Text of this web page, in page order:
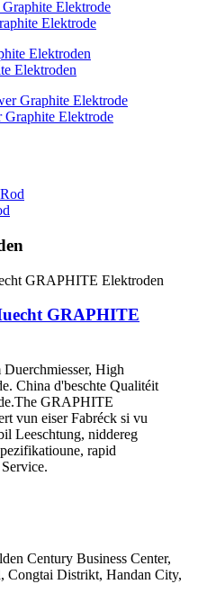
Elektrode
Elektroden
Graphite Elektrode
GRAPHITE
Duerchmiesser, High
China d'beschte Qualitéit
GRAPHITE
vun eiser Fabréck si vu
Leeschtung, niddereg
rapid
Century Business Center,
Congtai Distrikt, Handan City,